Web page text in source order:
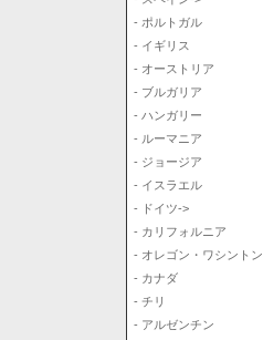
- ポルトガル
- イギリス
- オーストリア
- ブルガリア
- ハンガリー
- ルーマニア
- ジョージア
- イスラエル
- ドイツ->
- カリフォルニア
- オレゴン・ワシントン
- カナダ
- チリ
- アルゼンチン